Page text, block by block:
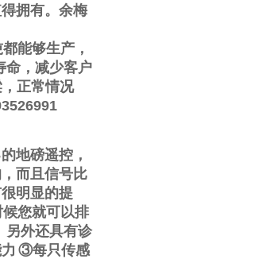
拥有。 余梅
能够生产，
命，减少客户
正常情况
地磅遥控，
而且信号比
明显的提
您就可以排
另外还具有诊
③每只传感